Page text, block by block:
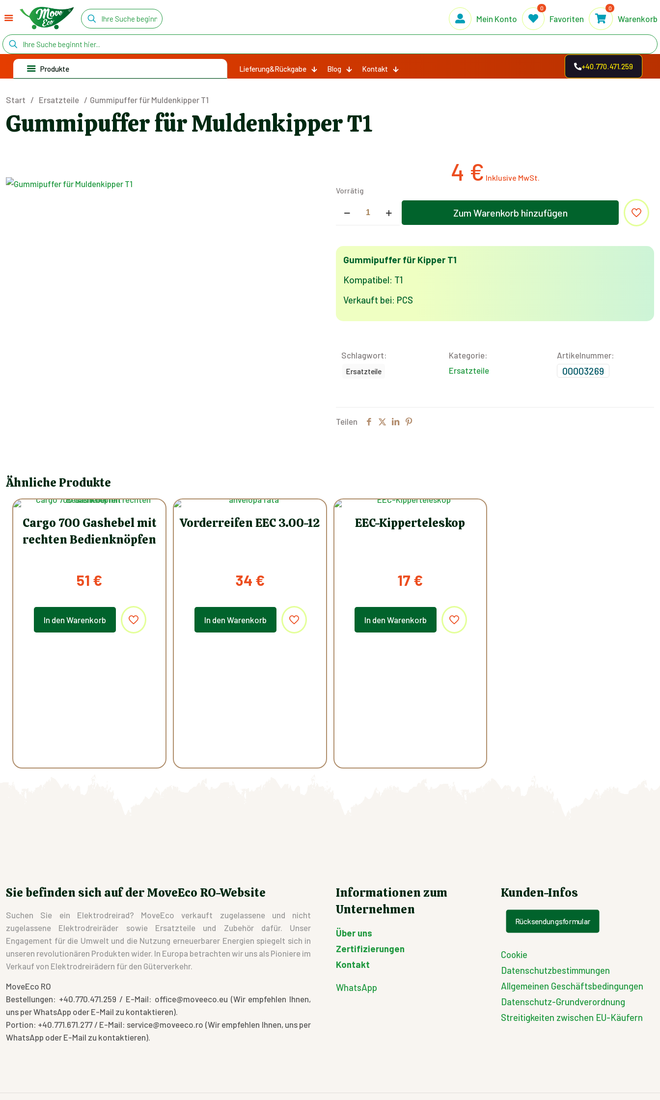
Mein Konto
0
Favoriten
0
Warenkorb
Produkte Lieferung&Rückgabe Blog Kontakt +40.770.471.259
Start / Ersatzteile / Gummipuffer für Muldenkipper T1
Gummipuffer für Muldenkipper T1
4 €
Vorrätig
T1
Menge
Zum Warenkorb hinzufügen
Gummipuffer für Kipper T1
Kompatibel: T1
Verkauft bei: PCS
Schlagwort:
Ersatzteile
Kategorie:
Ersatzteile
Artikelnummer:
00003269
Teilen
Ähnliche Produkte
Cargo 700 Gashebel mit
rechten Bedienknöpfen
51 €
In den Warenkorb
Vorderreifen EEC 3.00-12
34 €
In den Warenkorb
EEC-Kipperteleskop
17 €
In den Warenkorb
Sie befinden sich auf der MoveEco RO-Website
Suchen Sie ein Elektrodreirad? MoveEco verkauft zugelassene und nicht
zugelassene Elektrodreiräder sowie Ersatzteile und Zubehör dafür. Unser
Engagement für die Umwelt und die Nutzung erneuerbarer Energien spiegelt sich in
unseren revolutionären Produkten wider. In Europa betrachten wir uns als Pioniere im
Verkauf von Elektrodreirädern für den Güterverkehr.
MoveEco RO
Bestellungen: +40.770.471.259 / E-Mail: office@moveeco.eu (Wir empfehlen Ihnen,
uns per WhatsApp oder E-Mail zu kontaktieren).
Portion: +40.771.671.277 / E-Mail: service@moveeco.ro (Wir empfehlen Ihnen, uns per
WhatsApp oder E-Mail zu kontaktieren).
Informationen zum
Unternehmen
Über uns
Zertifizierungen
Kontakt
WhatsApp
Kunden-Infos
Rücksendungsformular
Cookie
Datenschutzbestimmungen
Allgemeinen Geschäftsbedingungen
Datenschutz-Grundverordnung
Streitigkeiten zwischen EU-Käufern